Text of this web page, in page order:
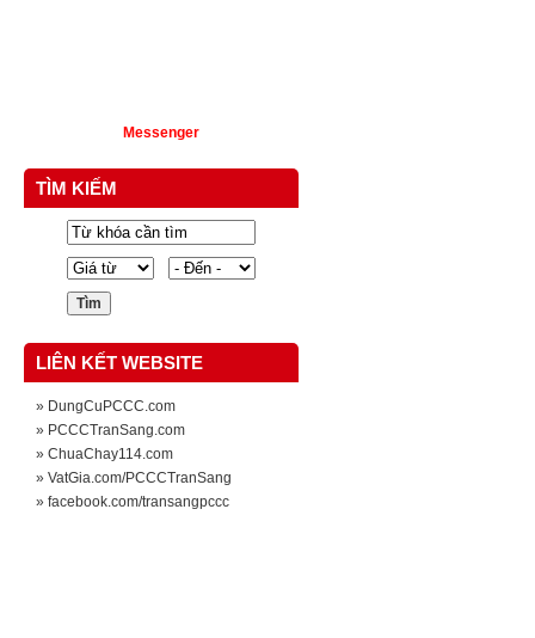
Messenger
TÌM KIẾM
LIÊN KẾT WEBSITE
» DungCuPCCC.com
» PCCCTranSang.com
» ChuaChay114.com
» VatGia.com/PCCCTranSang
» facebook.com/transangpccc